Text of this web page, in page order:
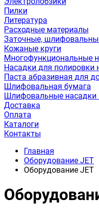
Пилки
Литература
Расходные материалы
Заточные,
Кожаные круги
Многофункциональные
Насадки для полировки
Паста абразивная для
Шлифовальная бумага
Шлифовальные насадки
Доставка
Оплата
Каталоги
Контакты
Главная
Оборудование JET
Оборудование JET